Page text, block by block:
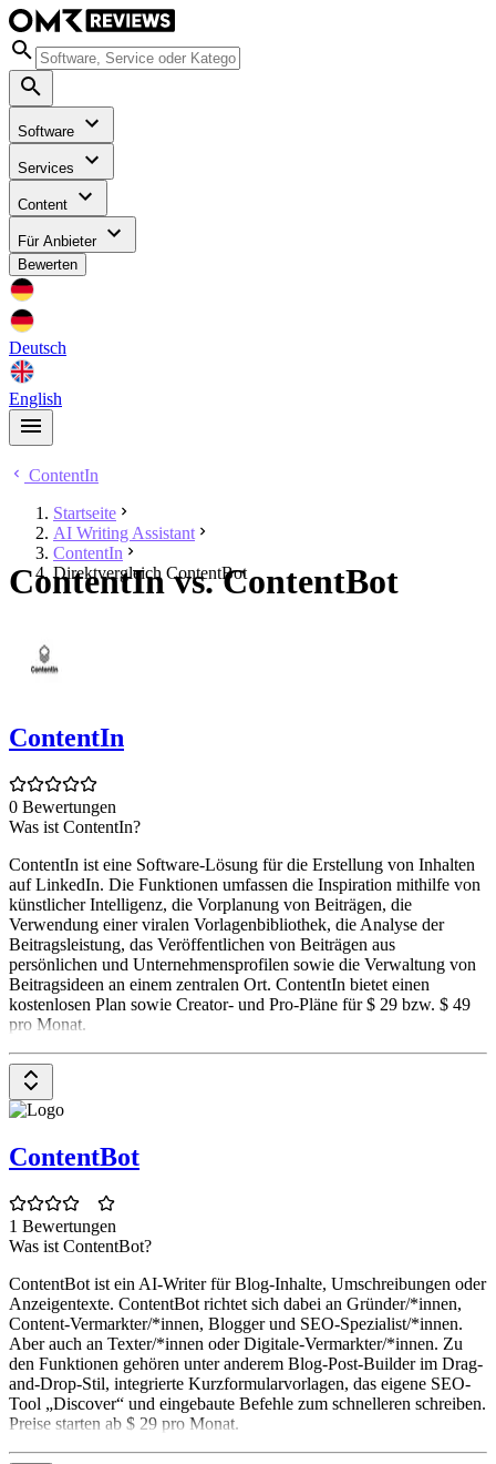
Software
Services
Content
Für Anbieter
Bewerten
Deutsch
English
ContentIn
Startseite
AI Writing Assistant
ContentIn
Direktvergleich ContentBot
ContentIn vs. ContentBot
ContentIn
0 Bewertungen
Was ist ContentIn?
ContentIn ist eine Software-Lösung für die Erstellung von Inhalten
auf LinkedIn. Die Funktionen umfassen die Inspiration mithilfe von
künstlicher Intelligenz, die Vorplanung von Beiträgen, die
Verwendung einer viralen Vorlagenbibliothek, die Analyse der
Beitragsleistung, das Veröffentlichen von Beiträgen aus
persönlichen und Unternehmensprofilen sowie die Verwaltung von
Beitragsideen an einem zentralen Ort. ContentIn bietet einen
kostenlosen Plan sowie Creator- und Pro-Pläne für $ 29 bzw. $ 49
pro Monat.
ContentBot
1 Bewertungen
Was ist ContentBot?
ContentBot ist ein AI-Writer für Blog-Inhalte, Umschreibungen oder
Anzeigentexte. ContentBot richtet sich dabei an Gründer/*innen,
Content-Vermarkter/*innen, Blogger und SEO-Spezialist/*innen.
Aber auch an Texter/*innen oder Digitale-Vermarkter/*innen. Zu
den Funktionen gehören unter anderem Blog-Post-Builder im Drag-
and-Drop-Stil, integrierte Kurzformularvorlagen, das eigene SEO-
Tool „Discover“ und eingebaute Befehle zum schnelleren schreiben.
Preise starten ab $ 29 pro Monat.